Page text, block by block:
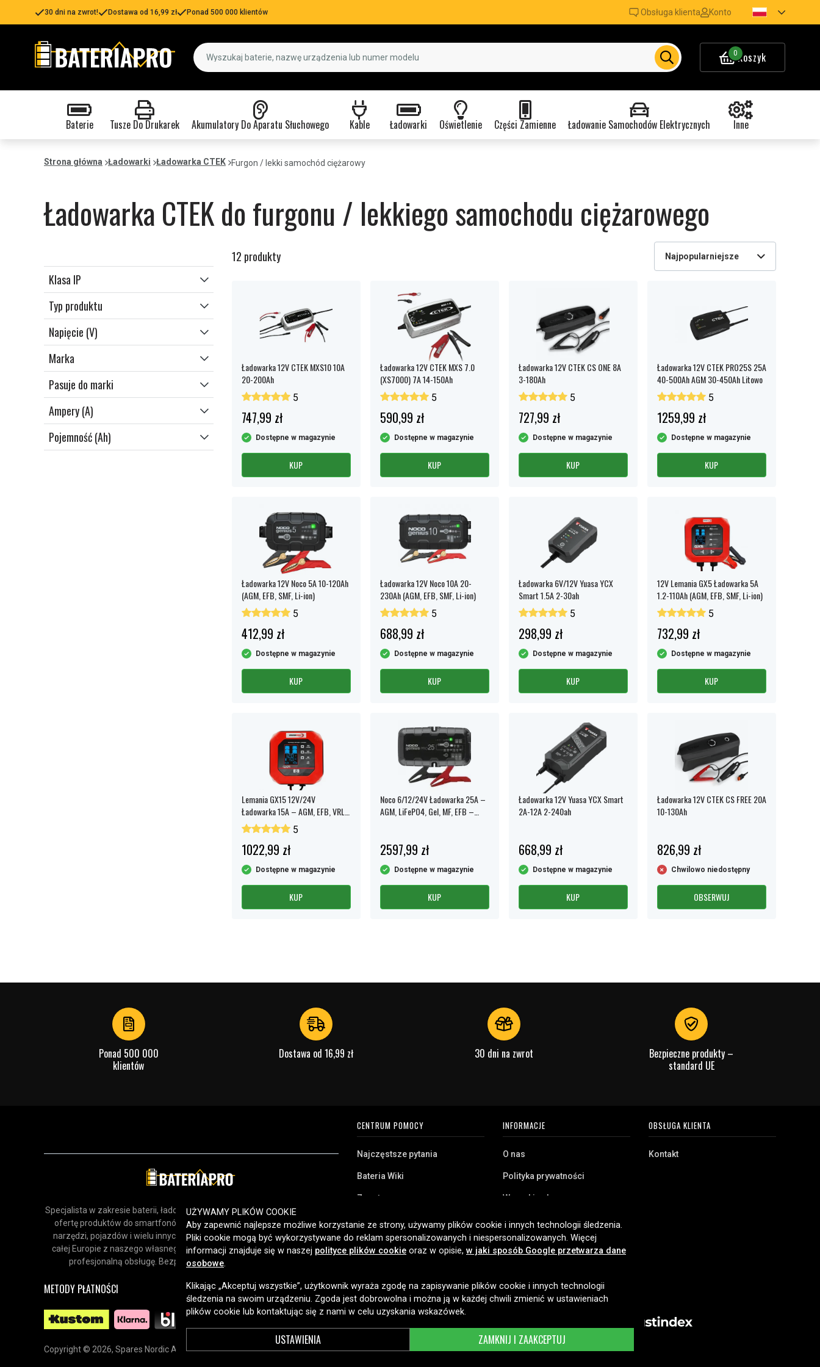
30 dni na zwrot! Dostawa od 16,99 zł Ponad 500 000 klientów Obsługa klienta Konto
0Koszyk
Baterie Tusze Do Drukarek Akumulatory Do Aparatu Słuchowego Kable Ładowarki Oświetlenie Części Zamienne Ładowanie Samochodów Elektrycznych Inne
Strona główna Ładowarki Ładowarka CTEK Furgon / lekki samochód ciężarowy
Ładowarka CTEK do furgonu / lekkiego samochodu ciężarowego
Klasa IP
Typ produktu
Napięcie (V)
Marka
Pasuje do marki
Ampery (A)
Pojemność (Ah)
12 produkty Najpopularniejsze
Ładowarka 12V CTEK MXS10 10A
20-200Ah
5
747,99 zł
Dostępne w magazynie
KUP
Ładowarka 12V CTEK MXS 7.0
(XS7000) 7A 14-150Ah
5
590,99 zł
Dostępne w magazynie
KUP
Ładowarka 12V CTEK CS ONE 8A
3-180Ah
5
727,99 zł
Dostępne w magazynie
KUP
Ładowarka 12V CTEK PRO25S 25A
40-500Ah AGM 30-450Ah Litowo
5
1259,99 zł
Dostępne w magazynie
KUP
Ładowarka 12V Noco 5A 10-120Ah
(AGM, EFB, SMF, Li-ion)
5
412,99 zł
Dostępne w magazynie
KUP
Ładowarka 12V Noco 10A 20-
230Ah (AGM, EFB, SMF, Li-ion)
5
688,99 zł
Dostępne w magazynie
KUP
Ładowarka 6V/12V Yuasa YCX
Smart 1.5A 2-30ah
5
298,99 zł
Dostępne w magazynie
KUP
12V Lemania GX5 Ładowarka 5A
1.2-110Ah (AGM, EFB, SMF, Li-ion)
5
732,99 zł
Dostępne w magazynie
KUP
Lemania GX15 12V/24V
Ładowarka 15A – AGM, EFB, VRLA,
LiFePO4 – 24–300Ah
5
1022,99 zł
Dostępne w magazynie
KUP
Noco 6/12/24V Ładowarka 25A –
AGM, LiFePO4, Gel, MF, EFB –
2597,99 zł
Dostępne w magazynie
KUP
Ładowarka 12V Yuasa YCX Smart
2A-12A 2-240ah
668,99 zł
Dostępne w magazynie
KUP
Ładowarka 12V CTEK CS FREE 20A
10-130Ah
826,99 zł
Chwilowo niedostępny
OBSERWUJ
Ponad 500 000
klientów
Dostawa od 16,99 zł 30 dni na zwrot
Bezpieczne produkty –
standard UE
Specjalista w zakresie baterii, ładowarek i akcesoriów. Odkryj naszą szeroką
ofertę produktów do smartfonów, urządzeń gospodarstwa domowego,
narzędzi, pojazdów i wielu innych zastosowań. Dostarczamy klientom w
całej Europie z naszego własnego magazynu, oferując szybką dostawę i
profesjonalną obsługę. Bezpieczne zakupy online od 2006 roku.
CENTRUM POMOCY
Najczęstsze pytania
Bateria Wiki
Zwrot
Klient biznesowy
Jaką baterię posiadam?
INFORMACJE
O nas
Polityka prywatności
Warunki zakupu
Pliki cookie
OBSŁUGA KLIENTA
Kontakt
METODY PŁATNOŚCI OPCJE DOSTAWY
Copyright © 2026, Spares Nordic AB
UŻYWAMY PLIKÓW COOKIE
Aby zapewnić najlepsze możliwe korzystanie ze strony, używamy plików cookie i innych technologii śledzenia.
Pliki cookie mogą być wykorzystywane do reklam spersonalizowanych i niespersonalizowanych. Więcej
informacji znajduje się w naszej polityce plików cookie oraz w opisie, w jaki sposób Google przetwarza dane
osobowe.
Klikając „Akceptuj wszystkie”, użytkownik wyraża zgodę na zapisywanie plików cookie i innych technologii
śledzenia na swoim urządzeniu. Zgoda jest dobrowolna i można ją w każdej chwili zmienić w ustawieniach
plików cookie lub kontaktując się z nami w celu uzyskania wskazówek.
USTAWIENIA ZAMKNIJ I ZAAKCEPTUJ